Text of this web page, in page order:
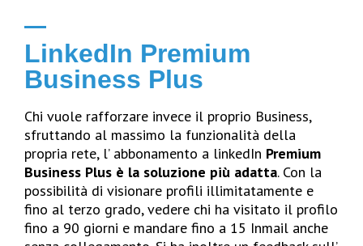
LinkedIn Premium
Business Plus
Chi vuole rafforzare invece il proprio Business,
sfruttando al massimo la funzionalità della
propria rete, l’ abbonamento a linkedIn Premium
Business Plus è la soluzione più adatta. Con la
possibilità di visionare profili illimitatamente e
fino al terzo grado, vedere chi ha visitato il profilo
fino a 90 giorni e mandare fino a 15 Inmail anche